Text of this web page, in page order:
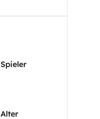
Spieler
Alter